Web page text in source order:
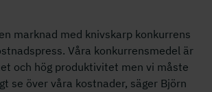
med knivskarp konkurrens
Våra konkurrensmedel är
och hög produktivitet men vi måste
se över våra kostnader, säger Björn